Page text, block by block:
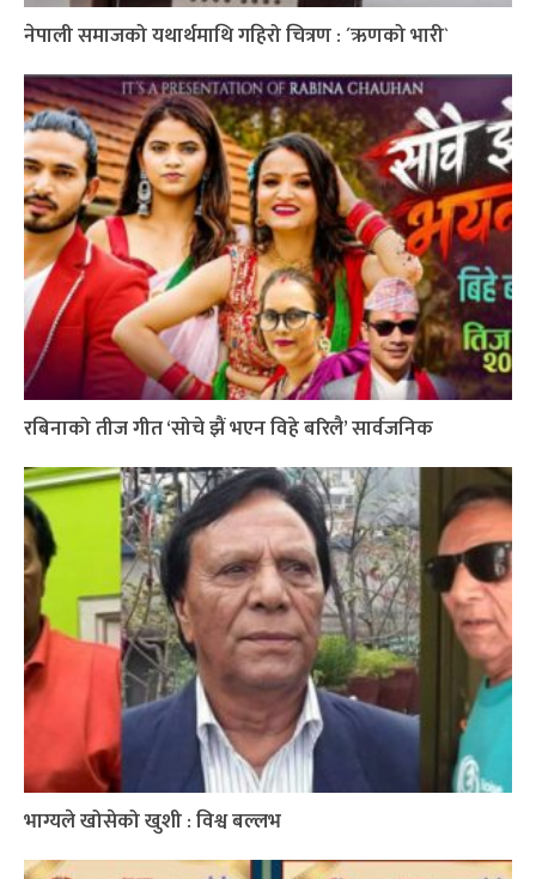
नेपाली समाजको यथार्थमाथि गहिरो चित्रण : ´ऋणको भारी`
रबिनाको तीज गीत ‘सोचे झैं भएन विहे बरिलै’ सार्वजनिक
भाग्यले खोसेको खुशी : विश्व बल्लभ